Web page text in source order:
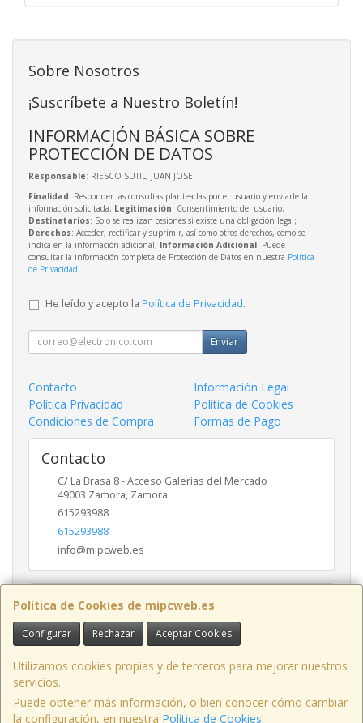
Política de Cookies de mipcweb.es
Configurar Rechazar Aceptar Cookies
Utilizamos cookies propias y de terceros para mejorar nuestros
servicios.
Puede obtener más información, o bien conocer cómo cambiar
la configuración, en nuestra Política de Cookies.
Sobre Nosotros
¡Suscríbete a Nuestro Boletín!
INFORMACIÓN BÁSICA SOBRE
PROTECCIÓN DE DATOS
Responsable: RIESCO SUTIL, JUAN JOSE
Finalidad: Responder las consultas planteadas por el usuario y enviarle la
información solicitada; Legitimación: Consentimiento del usuario;
Destinatarios: Solo se realizan cesiones si existe una obligación legal;
Derechos: Acceder, rectificar y suprimir, así como otros derechos, como se
indica en la información adicional; Información Adicional: Puede
consultar la información completa de Protección de Datos en nuestra Política
de Privacidad
He leído y acepto la Política de Privacidad.
Enviar
Contacto
Información Legal
Política Privacidad
Política de Cookies
Condiciones de Compra
Formas de Pago
Contacto
C/ La Brasa 8 - Acceso Galerías del Mercado
49003 Zamora, Zamora
615293988
615293988
info@mipcweb.es
Horario
-
C/ La Brasa 8 - Acceso Galerías del Mercado - Oficina 49003, Zamora,
España.